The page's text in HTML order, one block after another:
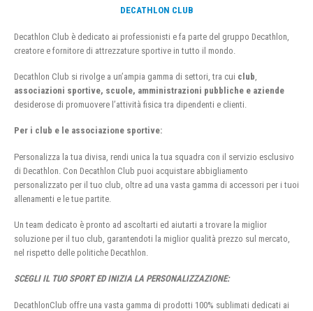
DECATHLON CLUB
Decathlon Club è dedicato ai professionisti e fa parte del gruppo Decathlon,
creatore e fornitore di attrezzature sportive in tutto il mondo.
Decathlon Club si rivolge a un’ampia gamma di settori, tra cui club
associazioni sportive, scuole, amministrazioni pubbliche e aziende
desiderose di promuovere l’attività fisica tra dipendenti e clienti.
Per i club e le associazione sportive:
Personalizza la tua divisa, rendi unica la tua squadra con il servizio esclusivo
di Decathlon. Con Decathlon Club puoi acquistare abbigliamento
personalizzato per il tuo club, oltre ad una vasta gamma di accessori per i tuoi
allenamenti e le tue partite.
Un team dedicato è pronto ad ascoltarti ed aiutarti a trovare la miglior
soluzione per il tuo club, garantendoti la miglior qualità prezzo sul mercato,
nel rispetto delle politiche Decathlon.
SCEGLI IL TUO SPORT ED INIZIA LA PERSONALIZZAZIONE:
DecathlonClub offre una vasta gamma di prodotti 100% sublimati dedicati ai